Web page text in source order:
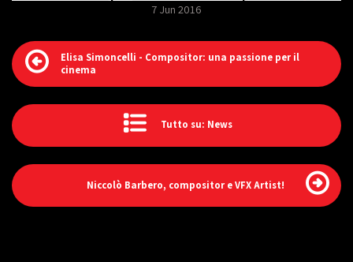
7 Jun 2016
Elisa Simoncelli - Compositor: una passione per il
cinema
Tutto su: News
Niccolò Barbero, compositor e VFX Artist!